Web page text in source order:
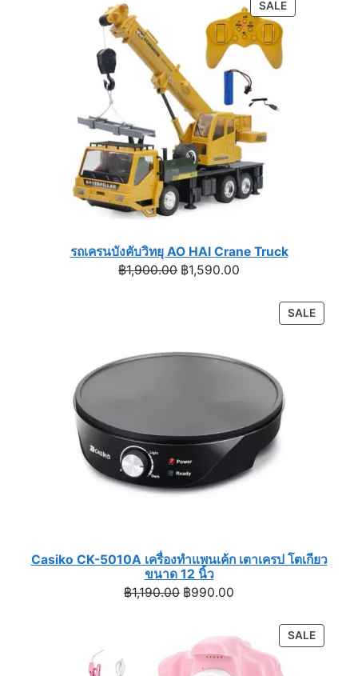
฿1,590.00.฿990.00.
SALEPRODUCT
ON
รถเครนบังคับวิทยุ AO HAI Crane Truck
฿1,900.00 Original
฿1,590.00
฿1,590.00.
SALE
ON
Casiko CK-5010A เครื่องทำแพนเค้ก เตาเครป โตเกียว
ขนาด 12 นิ้ว
฿1,190.00 Original
฿1,190.00.
฿990.00
฿990.00.
SALE
ON